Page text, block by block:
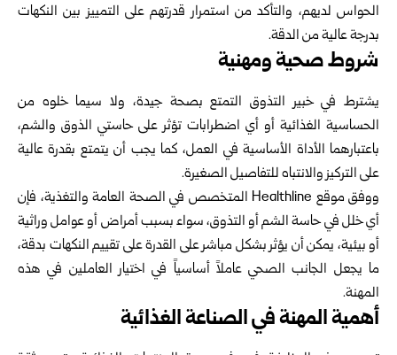
الحواس لديهم، والتأكد من استمرار قدرتهم على التمييز بين النكهات
بدرجة عالية من الدقة.
شروط صحية ومهنية
يشترط في خبير التذوق التمتع بصحة جيدة، ولا سيما خلوه من
الحساسية الغذائية أو أي اضطرابات تؤثر على حاستي الذوق والشم،
باعتبارهما الأداة الأساسية في العمل، كما يجب أن يتمتع بقدرة عالية
على التركيز والانتباه للتفاصيل الصغيرة.
ووفق موقع Healthline المتخصص في الصحة العامة والتغذية، فإن
أي خلل في حاسة الشم أو التذوق، سواء بسبب أمراض أو عوامل وراثية
أو بيئية، يمكن أن يؤثر بشكل مباشر على القدرة على تقييم النكهات بدقة،
ما يجعل الجانب الصحي عاملاً أساسياً في اختيار العاملين في هذه
المهنة.
أهمية المهنة في الصناعة الغذائية